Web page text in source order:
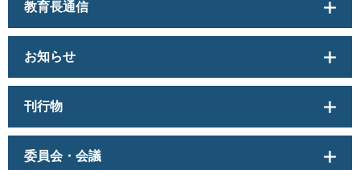
教育長通信
お知らせ
刊行物
委員会・会議